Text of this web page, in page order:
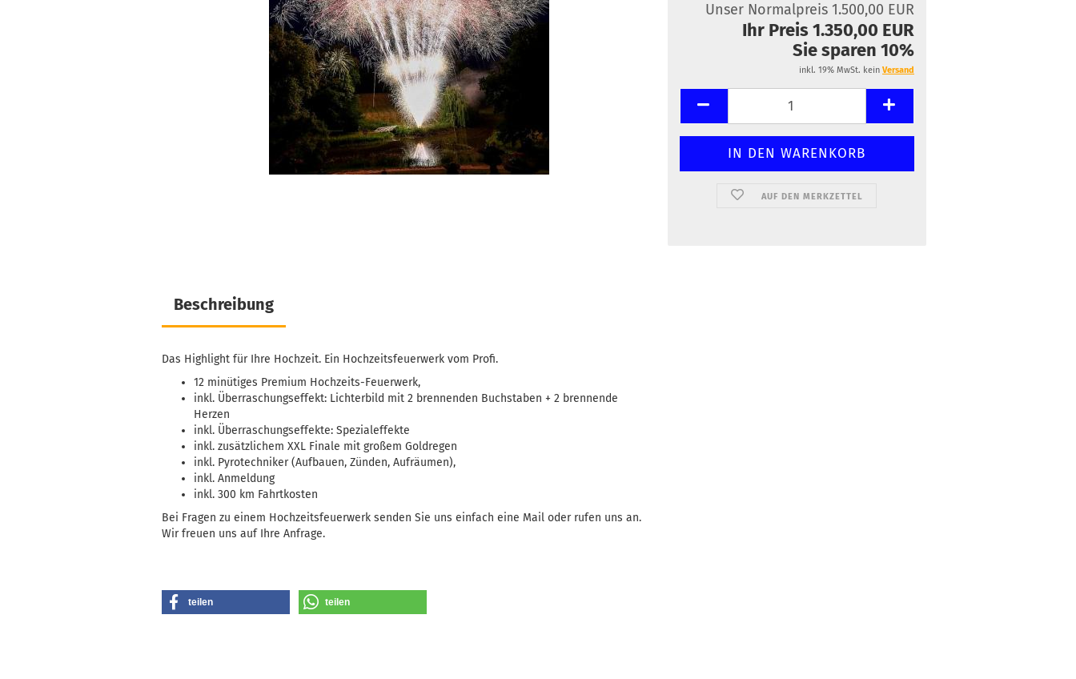
Unser Normalpreis 1.500,00 EUR
Ihr Preis 1.350,00 EUR
Sie sparen 10%
inkl. 19% MwSt. kein Versand
AUF DEN MERKZETTEL
Beschreibung
Das Highlight für Ihre Hochzeit. Ein Hochzeitsfeuerwerk vom Profi.
12 minütiges Premium Hochzeits-Feuerwerk,
inkl. Überraschungseffekt: Lichterbild mit 2 brennenden Buchstaben + 2 brennende
Herzen
inkl. Überraschungseffekte: Spezialeffekte
inkl. zusätzlichem XXL Finale mit großem Goldregen
inkl. Pyrotechniker (Aufbauen, Zünden, Aufräumen),
inkl. Anmeldung
inkl. 300 km Fahrtkosten
Bei Fragen zu einem Hochzeitsfeuerwerk senden Sie uns einfach eine Mail oder rufen uns an.
Wir freuen uns auf Ihre Anfrage.
teilen teilen